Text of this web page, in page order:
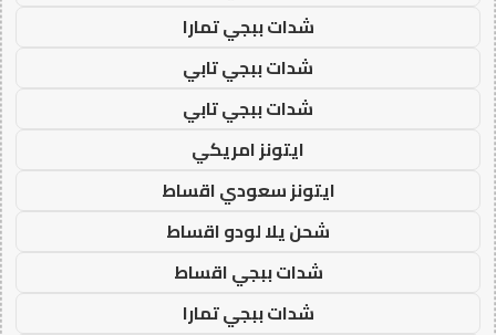
شدات ببجي تمارا
شدات ببجي تابي
شدات ببجي تابي
ايتونز امريكي
ايتونز سعودي اقساط
شحن يلا لودو اقساط
شدات ببجي اقساط
شدات ببجي تمارا